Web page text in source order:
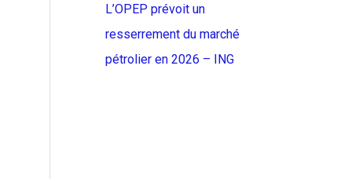
L’OPEP prévoit un
resserrement du marché
pétrolier en 2026 – ING